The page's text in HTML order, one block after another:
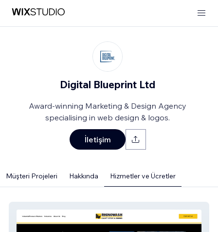
Digital Blueprint Ltd
Award-winning Marketing & Design Agency
specialising in web design & logos.
İletişim
Müşteri Projeleri Hakkında Hizmetler ve Ücretler